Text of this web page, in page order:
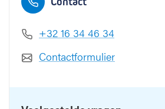
+32 16 34 46 34
Contactformulier